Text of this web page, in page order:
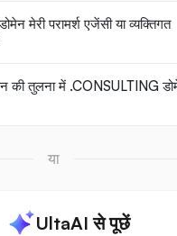
मेरी परामर्श एजेंसी या व्यक्तिगत
की तुलना में .CONSULTING
या
UltaAI से पूछें